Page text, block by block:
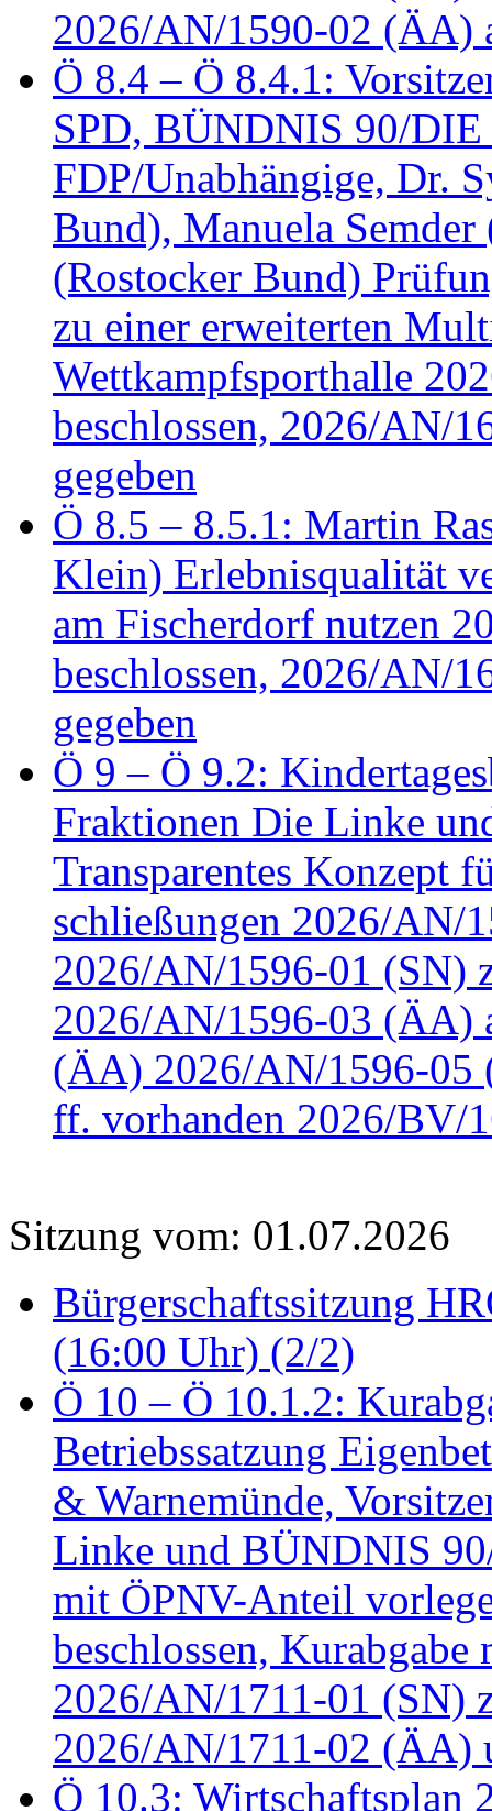
2026/AN/1590-02 (ÄA)
Ö 8.4 – Ö 8.4.1:
SPD, BÜNDNIS 90/
FDP/Unabhängige, Dr.
Bund), Manuela
(Rostocker Bund)
zu einer erweiterten
Wettkampfsporthalle
beschlossen, 2026/AN/
gegeben
Ö 8.5 – 8.5.1: Martin
Klein) Erlebnisqualität
am Fischerdorf nutzen
beschlossen, 2026/AN/
gegeben
Ö 9 – Ö 9.2:
Fraktionen Die Linke
Transparentes Konzept
schließungen 2026/AN/
2026/AN/1596-01 (SN)
2026/AN/1596-03 (ÄA)
(ÄA) 2026/AN/1596-05
ff. vorhanden 2026/BV/
Sitzung vom: 01.07.2026
Bürgerschaftssitzung
(16:00 Uhr) (2/2)
Ö 10 – Ö 10.1.2:
Betriebssatzung
& Warnemünde,
Linke und BÜNDNIS
mit ÖPNV-Anteil
beschlossen,
2026/AN/1711-01 (SN)
2026/AN/1711-02 (ÄA)
Ö 10.3: Wirtschaftsplan